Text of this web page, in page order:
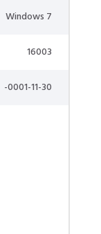
Windows 7
16003
-0001-11-30